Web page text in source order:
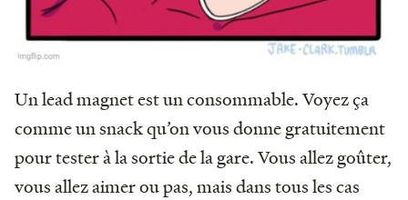
Un lead magnet est un consommable. Voyez ça
comme un snack qu’on vous donne gratuitement
pour tester à la sortie de la gare. Vous allez goûter,
vous allez aimer ou pas, mais dans tous les cas